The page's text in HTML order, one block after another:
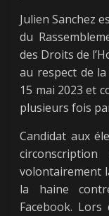
Julien Sanchez
du
des Droits de
au respect de la
15 mai 2023 et
plusieurs fois
Candidat aux
volontairement
la haine
Facebook.